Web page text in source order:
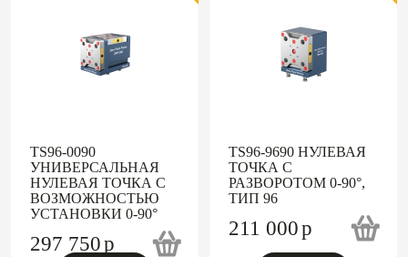
TS96-0090
УНИВЕРСАЛЬНАЯ
НУЛЕВАЯ ТОЧКА С
ВОЗМОЖНОСТЬЮ
УСТАНОВКИ 0-90°
297 750p
TS96-9690 НУЛЕВАЯ
ТОЧКА С
РАЗВОРОТОМ 0-90°,
ТИП 96
211 000p